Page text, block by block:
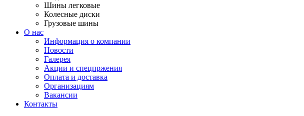
Шины легковые
Колесные диски
Грузовые шины
О нас
Информация о компании
Новости
Галерея
Акции и спецпржения
Оплата и доставка
Организациям
Вакансии
Контакты